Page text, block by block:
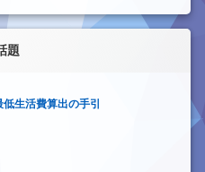
題
生活費算出の手引